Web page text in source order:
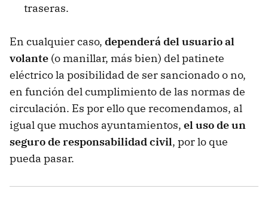
traseras.
En cualquier caso, dependerá del usuario al
volante (o manillar, más bien) del patinete
eléctrico la posibilidad de ser sancionado o no,
en función del cumplimiento de las normas de
circulación. Es por ello que recomendamos, al
igual que muchos ayuntamientos, el uso de un
seguro de responsabilidad civil, por lo que
pueda pasar.